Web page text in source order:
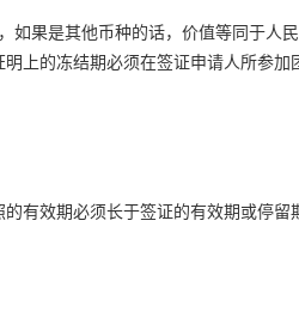
如果是其他币种的话，价值等同于人
上的冻结期必须在签证申请人所参加
有效期必须长于签证的有效期或停留